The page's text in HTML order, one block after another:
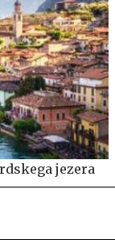
jezera